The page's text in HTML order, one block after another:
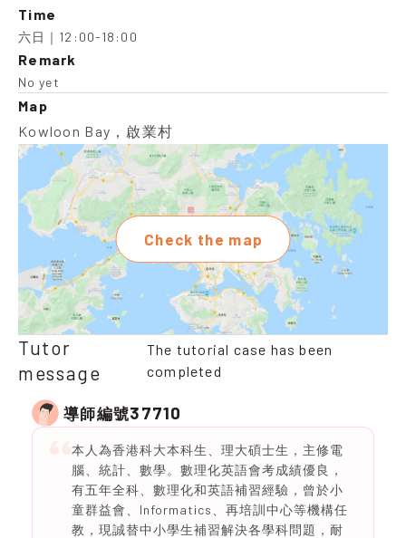
Time
六日｜12:00-18:00
Remark
No yet
Map
Kowloon Bay，啟業村
Check the map
Tutor
message
The tutorial case has been
completed
導師編號37710
本人為香港科大本科生、理大碩士生，主修電
腦、統計、數學。數理化英語會考成績優良，
有五年全科、數理化和英語補習經驗，曾於小
童群益會、Informatics、再培訓中心等機構任
教，現誠替中小學生補習解決各學科問題，耐